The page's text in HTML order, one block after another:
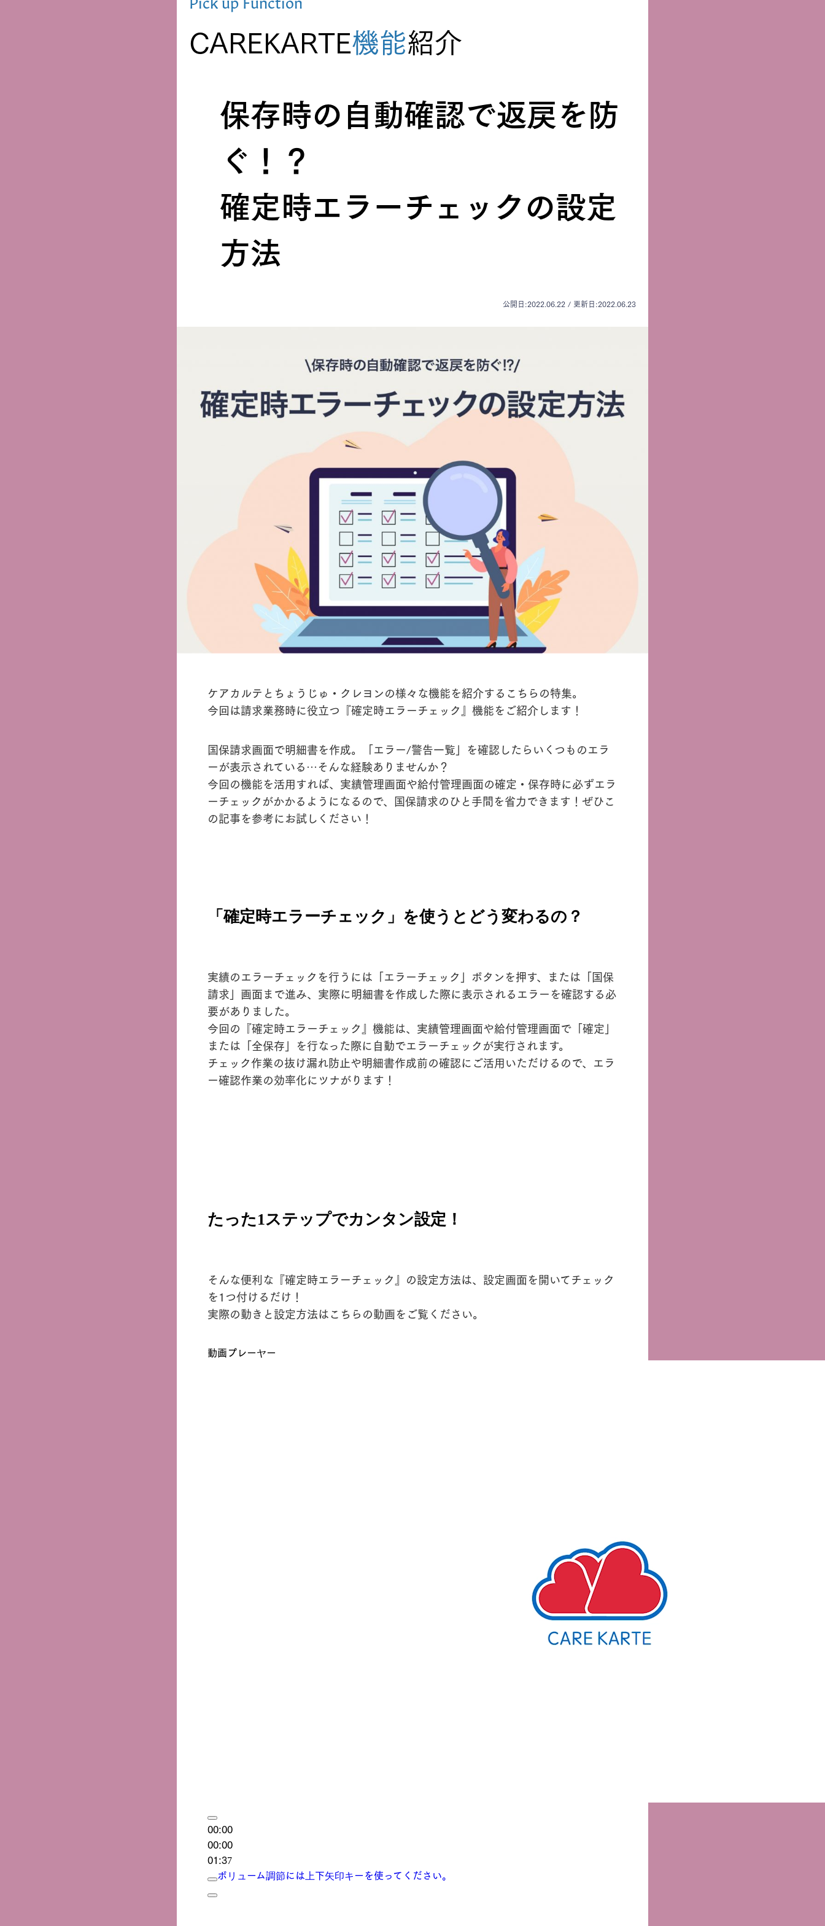
CAREKARTE機能紹介
保存時の自動確認で返戻を防
ぐ！？
確定時エラーチェックの設定
方法
公開日:2022.06.22 / 更新日:2022.06.23
ケアカルテとちょうじゅ・クレヨンの様々な機能を紹介するこちらの特集。
今回は請求業務時に役立つ『確定時エラーチェック』機能をご紹介します！
国保請求画面で明細書を作成。「エラー/警告一覧」を確認したらいくつものエラ
ーが表示されている…そんな経験ありませんか？
今回の機能を活用すれば、実績管理画面や給付管理画面の確定・保存時に必ずエラ
ーチェックがかかるようになるので、国保請求のひと手間を省力できます！ぜひこ
の記事を参考にお試しください！
「確定時エラーチェック」を使うとどう変わるの？
実績のエラーチェックを行うには「エラーチェック」ボタンを押す、または「国保
請求」画面まで進み、実際に明細書を作成した際に表示されるエラーを確認する必
要がありました。
今回の『確定時エラーチェック』機能は、実績管理画面や給付管理画面で「確定」
または「全保存」を行なった際に自動でエラーチェックが実行されます。
チェック作業の抜け漏れ防止や明細書作成前の確認にご活用いただけるので、エラ
ー確認作業の効率化にツナがります！
たった1ステップでカンタン設定！
そんな便利な『確定時エラーチェック』の設定方法は、設定画面を開いてチェック
を1つ付けるだけ！
実際の動きと設定方法はこちらの動画をご覧ください。
動画プレーヤー
00:00
00:00
01:37
ボリューム調節には上下矢印キーを使ってください。